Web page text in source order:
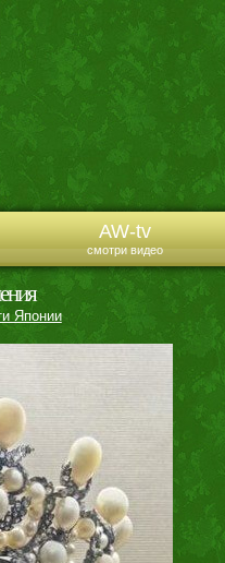
AW-tv
смотри видео
Японии